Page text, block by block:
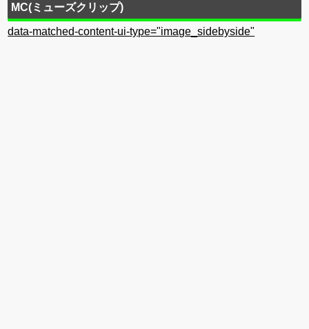
MC(ミューズクリップ)
data-matched-content-ui-type="image_sidebyside"